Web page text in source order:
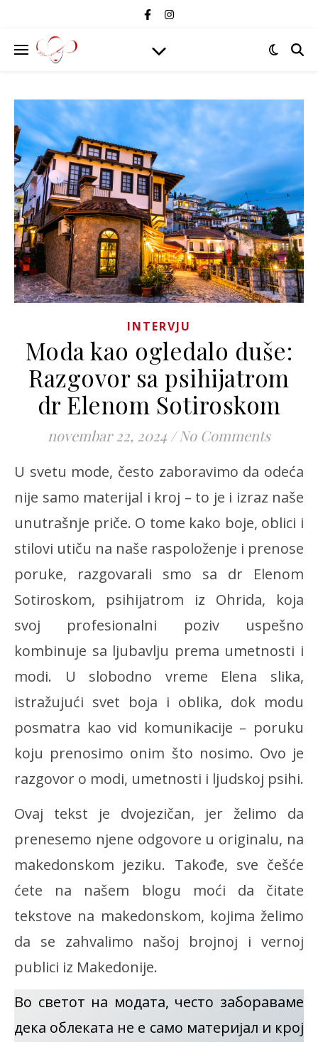
INTERVJU
Moda kao ogledalo duše:
Razgovor sa psihijatrom
dr Elenom Sotiroskom
novembar 22, 2024 / No Comments
U svetu mode, često zaboravimo da odeća
nije samo materijal i kroj – to je i izraz naše
unutrašnje priče. O tome kako boje, oblici i
stilovi utiču na naše raspoloženje i prenose
poruke, razgovarali smo sa dr Elenom
Sotiroskom, psihijatrom iz Ohrida, koja
svoj profesionalni poziv uspešno
kombinuje sa ljubavlju prema umetnosti i
modi. U slobodno vreme Elena slika,
istražujući svet boja i oblika, dok modu
posmatra kao vid komunikacije – poruku
koju prenosimo onim što nosimo. Ovo je
razgovor o modi, umetnosti i ljudskoj psihi.
Ovaj tekst je dvojezičan, jer želimo da
prenesemo njene odgovore u originalu, na
makedonskom jeziku. Takođe, sve češće
ćete na našem blogu moći da čitate
tekstove na makedonskom, kojima želimo
da se zahvalimo našoj brojnoj i vernoj
publici iz Makedonije.
Во светот на модата, често забораваме
дека облеката не е само материјал и крој